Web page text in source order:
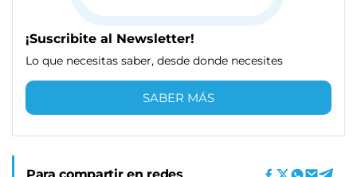
¡Suscribite al Newsletter!
Lo que necesitas saber, desde donde necesites
SABER MÁS